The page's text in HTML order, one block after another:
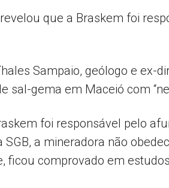
que a Braskem foi
Sampaio, geólogo e ex-
gema em Maceió com
foi responsável pelo
a mineradora não
ficou comprovado em